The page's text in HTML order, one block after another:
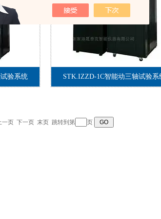
验系统 STK.IZZD-1C智能动三轴试验系
一页 下一页 末页 跳转到第 页